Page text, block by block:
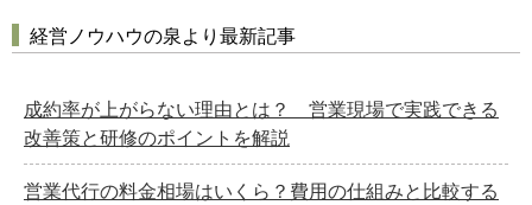
経営ノウハウの泉より最新記事
成約率が上がらない理由とは？ 営業現場で実践できる
改善策と研修のポイントを解説
営業代行の料金相場はいくら？費用の仕組みと比較する